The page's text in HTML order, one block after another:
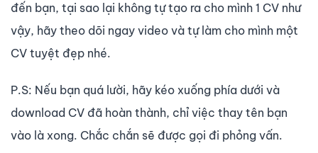
đến bạn, tại sao lại không tự tạo ra cho mình 1 CV như
vậy, hãy theo dõi ngay video và tự làm cho mình một
CV tuyệt đẹp nhé.
P.S: Nếu bạn quá lười, hãy kéo xuống phía dưới và
download CV đã hoàn thành, chỉ việc thay tên bạn
vào là xong. Chắc chắn sẽ được gọi đi phỏng vấn.